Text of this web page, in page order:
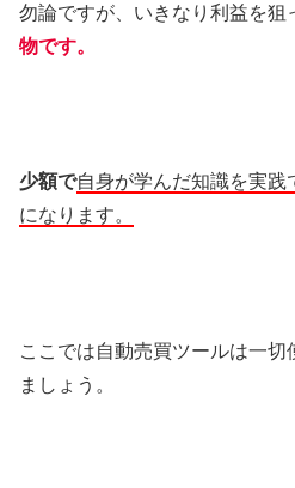
勿論ですが、いきなり利益を狙
物です。
少額で自身が学んだ知識を実践
になります。
ここでは自動売買ツールは一
ましょう。